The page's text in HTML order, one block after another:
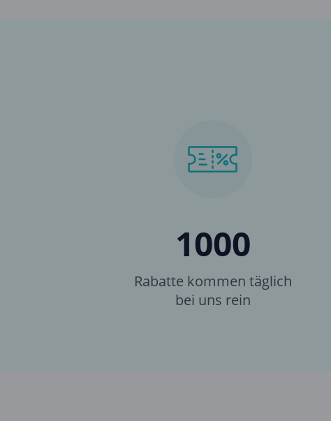
1000
Rabatte kommen täglich
bei uns rein